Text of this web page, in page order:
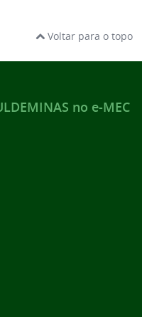
Voltar para o topo
no e-MEC